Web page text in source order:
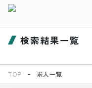
検索結果一覧
TOP 求人一覧